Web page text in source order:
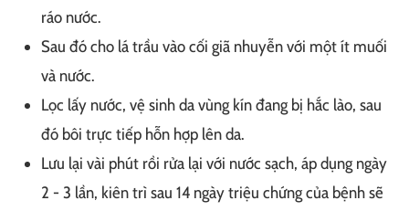
ráo nước.
Sau đó cho lá trầu vào cối giã nhuyễn với một ít muối
và nước.
Lọc lấy nước, vệ sinh da vùng kín đang bị hắc lào, sau
đó bôi trực tiếp hỗn hợp lên da.
Lưu lại vài phút rồi rửa lại với nước sạch, áp dụng ngày
2 - 3 lần, kiên trì sau 14 ngày triệu chứng của bệnh sẽ